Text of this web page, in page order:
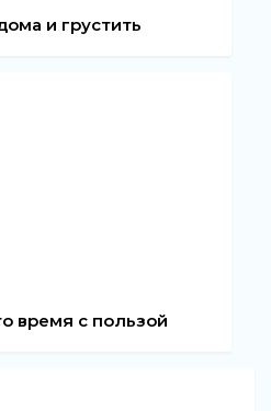
и грустить
время с пользой